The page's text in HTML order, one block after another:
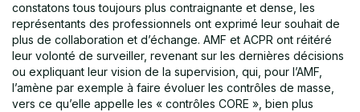
constatons tous toujours plus contraignante et dense, les
représentants des professionnels ont exprimé leur souhait de
plus de collaboration et d’échange. AMF et ACPR ont réitéré
leur volonté de surveiller, revenant sur les dernières décisions
ou expliquant leur vision de la supervision, qui, pour l’AMF,
l’amène par exemple à faire évoluer les contrôles de masse,
vers ce qu’elle appelle les « contrôles CORE », bien plus